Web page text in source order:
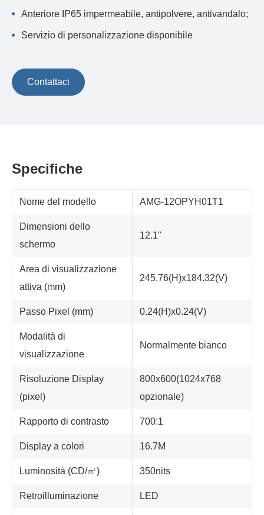
Anteriore IP65 impermeabile, antipolvere, antivandalo;
Servizio di personalizzazione disponibile
Contattaci
Specifiche
Nome del modello AMG-12OPYH01T1
Dimensioni dello
schermo
12.1"
Area di visualizzazione
attiva (mm)
245.76(H)x184.32(V)
Passo Pixel (mm) 0.24(H)x0.24(V)
Modalità di
visualizzazione
Normalmente bianco
Risoluzione Display
(pixel)
800x600(1024x768
opzionale)
Rapporto di contrasto 700:1
Display a colori 16.7M
Luminosità (CD/㎡) 350nits
Retroilluminazione LED